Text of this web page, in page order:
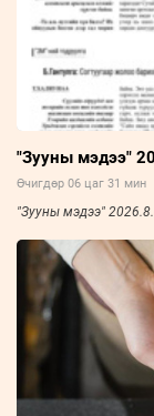
"Зууны мэдээ"
Өчигдөр 06 цаг 31 мин
"Зууны мэдээ"